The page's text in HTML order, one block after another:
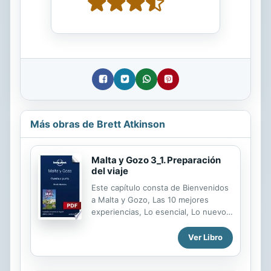
Más obras de Brett Atkinson
Malta y Gozo 3_1. Preparación
del viaje
Este capítulo consta de Bienvenidos
a Malta y Gozo, Las 10 mejores
experiencias, Lo esencial, Lo nuevo,
Itinerarios, Alojamiento, Cómo
desplazarse, Actividades, Comer y
Ver Libro